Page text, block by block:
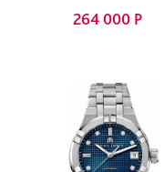
264 000 Р